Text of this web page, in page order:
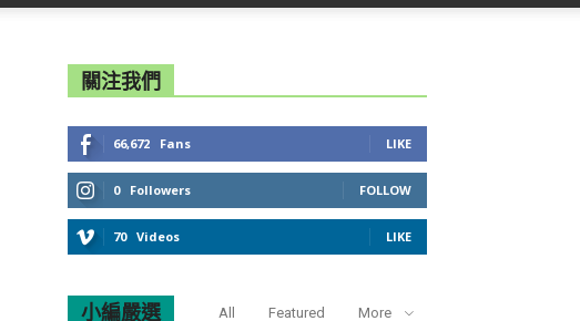
關注我們
66,672 Fans LIKE
0 Followers FOLLOW
70 Videos LIKE
小編嚴選 All Featured More